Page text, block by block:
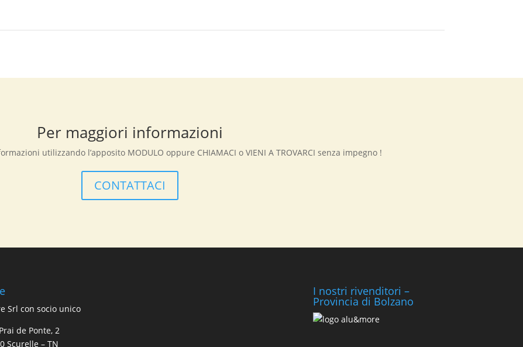
Per maggiori informazioni
utilizzando l’apposito MODULO oppure CHIAMACI o VIENI A TROVARCI senza impegno !
CONTATTACI
Srl con socio unico
de Ponte, 2
Scurelle – TN
I nostri rivenditori –
Provincia di Bolzano